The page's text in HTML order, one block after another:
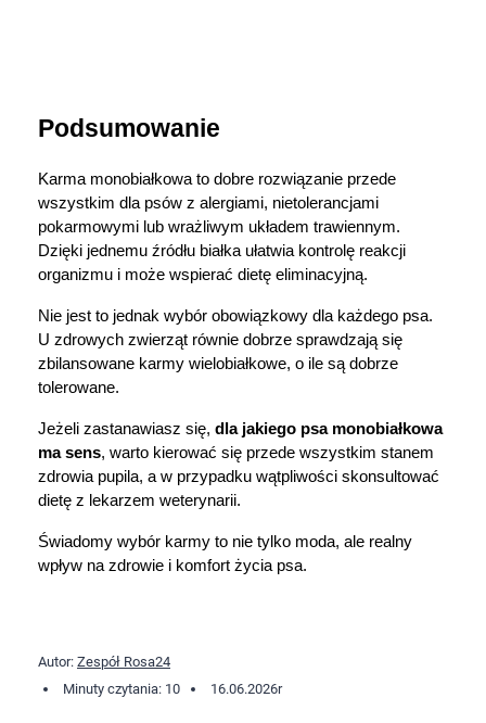
Podsumowanie
Karma monobiałkowa to dobre rozwiązanie przede
wszystkim dla psów z alergiami, nietolerancjami
pokarmowymi lub wrażliwym układem trawiennym.
Dzięki jednemu źródłu białka ułatwia kontrolę reakcji
organizmu i może wspierać dietę eliminacyjną.
Nie jest to jednak wybór obowiązkowy dla każdego psa.
U zdrowych zwierząt równie dobrze sprawdzają się
zbilansowane karmy wielobiałkowe, o ile są dobrze
tolerowane.
Jeżeli zastanawiasz się, dla jakiego psa monobiałkowa
ma sens, warto kierować się przede wszystkim stanem
zdrowia pupila, a w przypadku wątpliwości skonsultować
dietę z lekarzem weterynarii.
Świadomy wybór karmy to nie tylko moda, ale realny
wpływ na zdrowie i komfort życia psa.
Autor: Zespół Rosa24
Minuty czytania: 10
16.06.2026r